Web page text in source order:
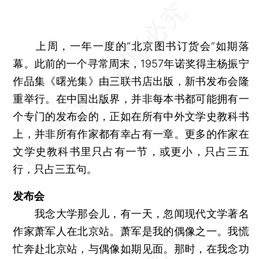
上周，一年一度的“北京图书订货会”如期落
幕。此前的一个寻常周末，1957年诺奖得主杨振宁
作品集《曙光集》由三联书店出版，新书发布会隆
重举行。在中国出版界，并非每本书都可能拥有一
个专门的发布会的，正如在所有中外文学史教科书
上，并非所有作家都有幸占有一章。更多的作家在
文学史教科书里只占有一节，或更小，只占三五
行，只占三五句。
发布会
我念大学那会儿，有一天，忽闻现代文学著名
作家萧军人在北京站。萧军是我的偶像之一。我慌
忙奔赴北京站，与偶像如期见面。那时，在我念功